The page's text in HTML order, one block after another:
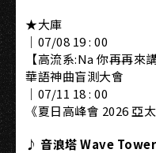
★大庫
｜07/08 19 : 00
【高流系:Na 你再再來
華語神曲盲測大會
｜07/11 18 : 00
《夏日高峰會 2026 亞
♪ 音浪塔 Wave